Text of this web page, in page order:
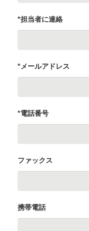
*担当者に連絡
*メールアドレス
*電話番号
ファックス
携帯電話